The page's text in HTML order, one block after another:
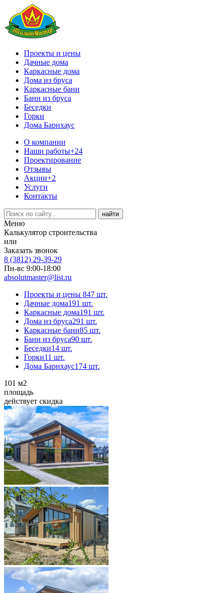
Проекты и цены
Дачные дома
Каркасные дома
Дома из бруса
Каркасные бани
Бани из бруса
Беседки
Горки
Дома Барнхаус
О компании
Наши работы+24
Проектирование
Отзывы
Акции+2
Услуги
Контакты
Меню
Калькулятор строительства
или
Заказать звонок
8 (3812) 29-39-29
Пн-вс 9:00-18:00
absolutmaster@list.ru
Проекты и цены 847 шт.
Дачные дома191 шт.
Каркасные дома191 шт.
Дома из бруса291 шт.
Каркасные бани85 шт.
Бани из бруса90 шт.
Беседки14 шт.
Горки11 шт.
Дома Барнхаус174 шт.
101 м2
площадь
действует скидка